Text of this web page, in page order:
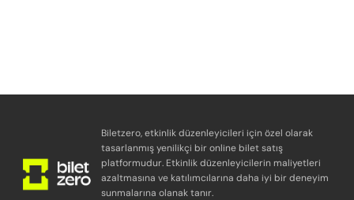
Biletzero, etkinlik düzenleyicileri için özel olarak
tasarlanmış yenilikçi bir online bilet satış
platformudur. Etkinlik düzenleyicilerin maliyetleri
azaltmasına ve katılımcılarına daha iyi bir deneyim
sunmalarına olanak tanır.